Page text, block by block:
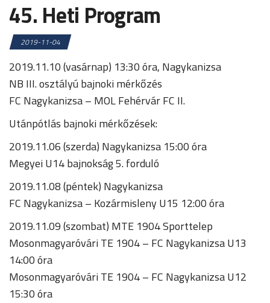
45. Heti Program
2019-11-04
2019.11.10 (vasárnap) 13:30 óra, Nagykanizsa
NB III. osztályú bajnoki mérkőzés
FC Nagykanizsa – MOL Fehérvár FC II.
Utánpótlás bajnoki mérkőzések:
2019.11.06 (szerda) Nagykanizsa 15:00 óra
Megyei U14 bajnokság 5. forduló
2019.11.08 (péntek) Nagykanizsa
FC Nagykanizsa – Kozármisleny U15 12:00 óra
2019.11.09 (szombat) MTE 1904 Sporttelep
Mosonmagyaróvári TE 1904 – FC Nagykanizsa U13
14:00 óra
Mosonmagyaróvári TE 1904 – FC Nagykanizsa U12
15:30 óra